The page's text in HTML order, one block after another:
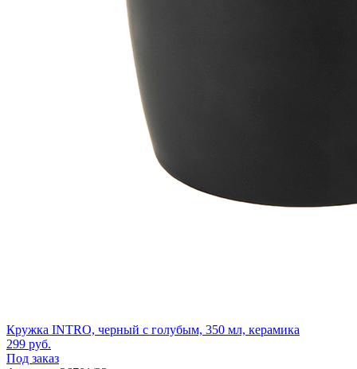
Кружка INTRO, черный с голубым, 350 мл, керамика
299 руб.
Под заказ